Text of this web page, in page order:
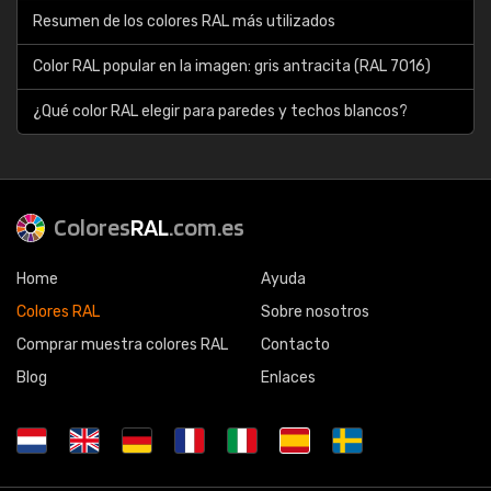
Resumen de los colores RAL más utilizados
Color RAL popular en la imagen: gris antracita (RAL 7016)
¿Qué color RAL elegir para paredes y techos blancos?
ColoresRAL.com.es
Home
Colores RAL
Comprar muestra colores RAL
Blog
Ayuda
Sobre nosotros
Contacto
Enlaces